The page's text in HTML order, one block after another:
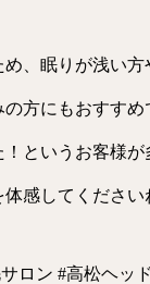
、眠りが浅い方
方にもおすすめ
というお客様
感してください
ロン #高松ヘッ